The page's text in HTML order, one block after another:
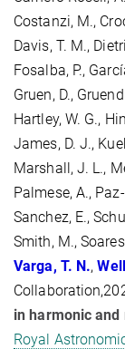
Costanzi, M.,
Davis, T. M.,
Fosalba, P.,
Gruen, D.,
Hartley, W. G.,
James, D. J.,
Marshall, J. L.,
Palmese, A.,
Sanchez, E.,
Smith, M.,
Varga, T. N.,
in harmonic and
Royal